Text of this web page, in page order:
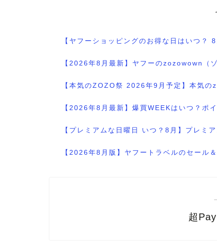
【ヤフーショッピングのお得な日はいつ？
【2026年8月最新】ヤフーのzozowown（
【本気のZOZO祭 2026年9月予定】本気
【2026年8月最新】爆買WEEKはいつ？ポ
【プレミアムな日曜日 いつ？8月】プレミ
【2026年8月版】ヤフートラベルのセール
超